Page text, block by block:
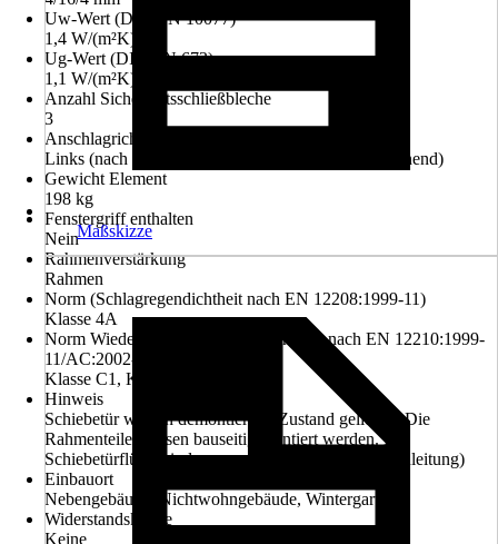
Uw-Wert (DIN EN 10077)
1,4 W/(m²K)
Ug-Wert (DIN EN 673)
1,1 W/(m²K)
Anzahl Sicherheitsschließbleche
3
Anschlagrichtung
Links (nach innen öffnend), Rechts (nach innen öffnend)
Gewicht Element
198 kg
Fenstergriff enthalten
Nein
Rahmenverstärkung
Rahmen
Norm (Schlagregendichtheit nach EN 12208:1999-11)
Klasse 4A
Norm Wiederstandsfähigkeit b.Windlast nach EN 12210:1999-
11/AC:2002-08
Klasse C1, Klasse B2, Klasse A3
Hinweis
Schiebetür wird in demontiertem Zustand geliefert. Die
Rahmenteile müssen bauseitig montiert werden. Die
Schiebetürflügel sind vormontiert. (siehe Montageanleitung)
Einbauort
Nebengebäude, Nichtwohngebäude, Wintergarten
Widerstandsklasse
Keine
Maßskizze